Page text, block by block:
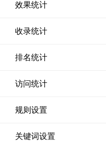
效果统计
收录统计
排名统计
访问统计
规则设置
关键词设置